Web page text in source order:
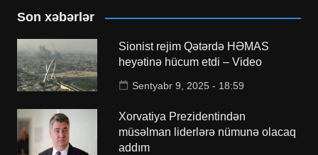
Son xəbərlər
Sionist rejim Qətərdə HƏMAS
heyətinə hücum etdi – Video
Sentyabr 9, 2025 - 18:59
Xorvatiya Prezidentindən
müsəlman liderlərə nümunə olacaq
addım